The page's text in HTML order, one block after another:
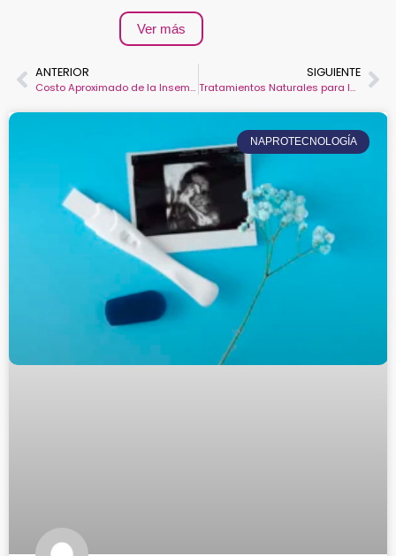
Ver más
ANTERIOR
Costo Aproximado de la Inseminación Artificial en Diversas Ciudades de Colombia
SIGUIENTE
Tratamientos Naturales para la Ovulación Mejora tu Fertilidad de Forma Efectiva
NAPROTECNOLOGÍA